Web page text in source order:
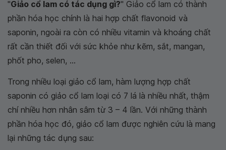
"Giảo cổ lam có tác dụng gì?" Giảo cổ lam có thành
phần hóa học chính là hai hợp chất flavonoid và
saponin, ngoài ra còn có nhiều vitamin và khoáng chất
rất cần thiết đối với sức khỏe như kẽm, sắt, mangan,
phốt pho, selen, ...
Trong nhiều loại giảo cổ lam, hàm lượng hợp chất
saponin có giảo cổ lam loại có 7 lá là nhiều nhất, thậm
chí nhiều hơn nhân sâm từ 3 – 4 lần. Với những thành
phần hóa học đó, giảo cổ lam được nghiên cứu là mang
lại những tác dụng sau: